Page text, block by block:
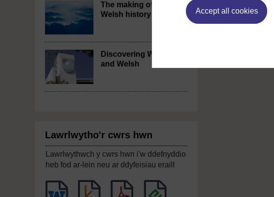
Accept all cookies
The making of
Welsh history
Discovering Wales
and Welsh
Lawrlwytho'r cwrs hwn
Lawrlwythwch y cwrs hwn i'w ddefnyddio
heb fod ar-lein neu ar ddyfeisiau eraill